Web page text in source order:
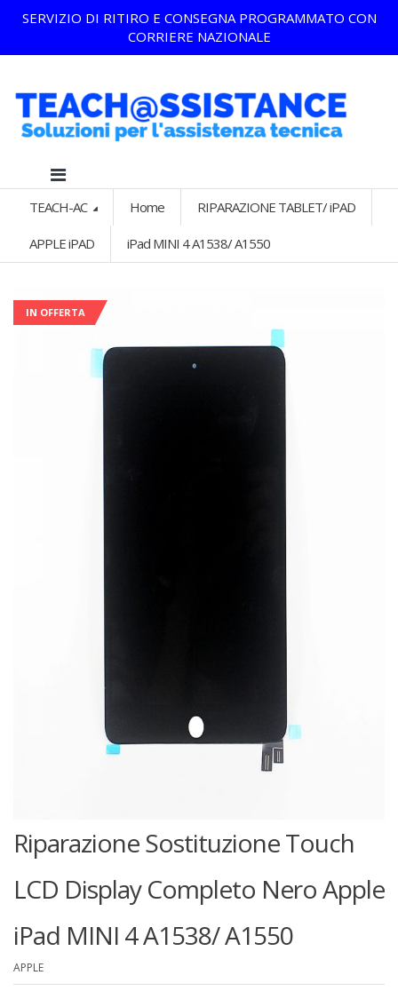
SERVIZIO DI RITIRO E CONSEGNA PROGRAMMATO CON
CORRIERE NAZIONALE
TEACH-AC Home RIPARAZIONE TABLET/ iPAD
APPLE iPAD iPad MINI 4 A1538/ A1550
IN OFFERTA
Riparazione Sostituzione Touch
LCD Display Completo Nero Apple
iPad MINI 4 A1538/ A1550
APPLE